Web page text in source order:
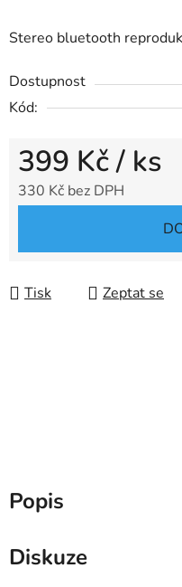
Stereo bluetooth
Dostupnost
Kód:
399 Kč/ ks
330 Kč bez DPH
Tisk Zeptat se
Popis
Diskuze